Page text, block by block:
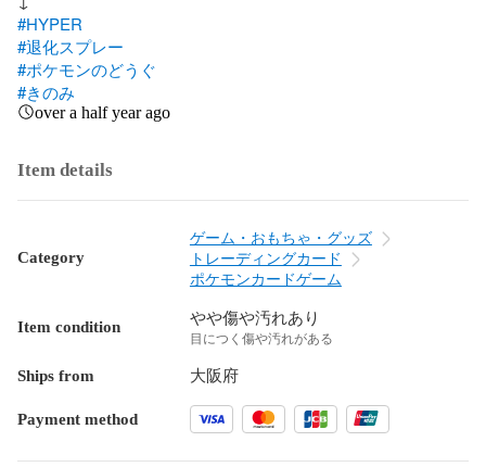
#HYPER
#退化スプレー
#ポケモンのどうぐ
#きのみ
over a half year ago
Item details
Category
ゲーム・おもちゃ・グッズ
トレーディングカード
ポケモンカードゲーム
Item condition やや傷や汚れあり
目につく傷や汚れがある
Ships from 大阪府
Payment method